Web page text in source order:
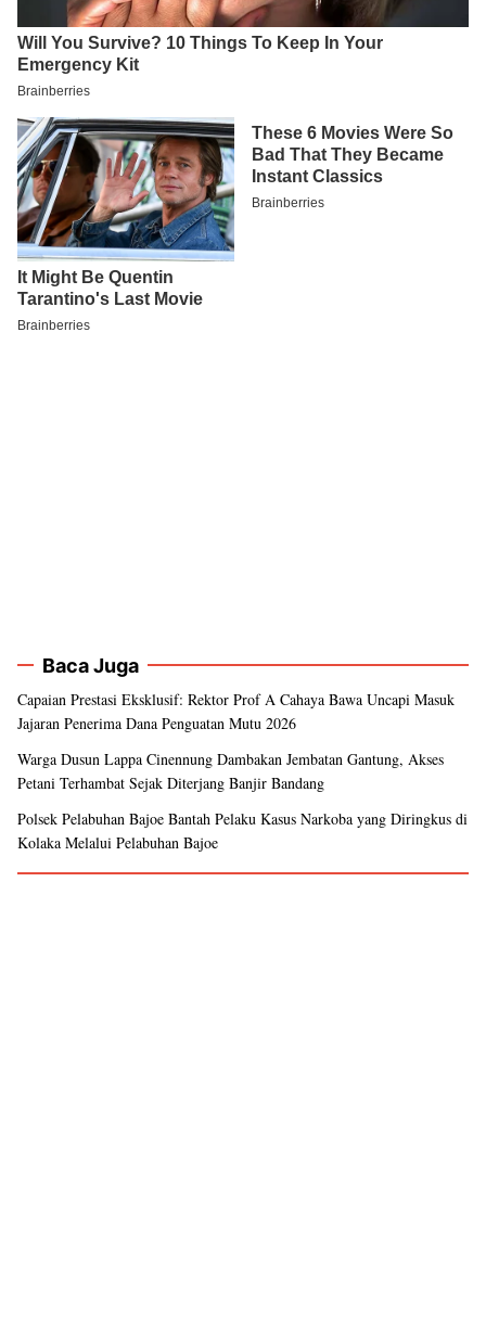
Baca Juga
Capaian Prestasi Eksklusif: Rektor Prof A Cahaya Bawa Uncapi Masuk
Jajaran Penerima Dana Penguatan Mutu 2026
Warga Dusun Lappa Cinennung Dambakan Jembatan Gantung, Akses
Petani Terhambat Sejak Diterjang Banjir Bandang
Polsek Pelabuhan Bajoe Bantah Pelaku Kasus Narkoba yang Diringkus di
Kolaka Melalui Pelabuhan Bajoe